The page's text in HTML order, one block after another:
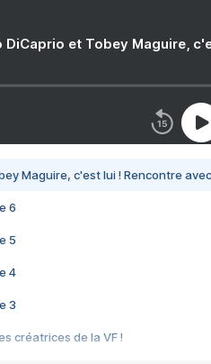
DiCaprio et Tobey Maguire,
Maguire, c'est lui ! Rencontre
6
5
4
3
créatrices de la VF !